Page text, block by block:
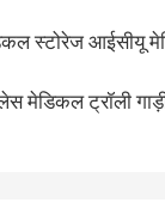
स्टोरेज आईसीयू
मेडिकल ट्रॉली